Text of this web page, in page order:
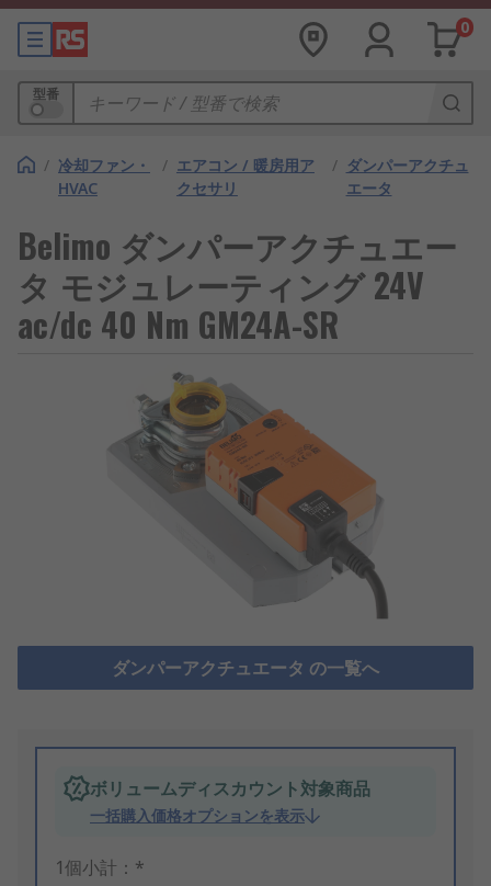
0
型番
/ 冷却ファン・
HVAC
/ エアコン / 暖房用ア
クセサリ
/ ダンパーアクチュ
エータ
Belimo ダンパーアクチュエー
タ モジュレーティング 24V
ac/dc 40 Nm GM24A-SR
ダンパーアクチュエータ の一覧へ
ボリュームディスカウント対象商品
一括購入価格オプションを表示
1個小計：*